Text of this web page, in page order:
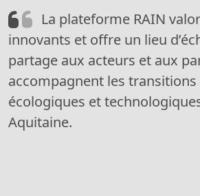
La plateforme RAIN
innovants et offre un lieu
partage aux acteurs et aux
accompagnent les transitions
écologiques et
Aquitaine.